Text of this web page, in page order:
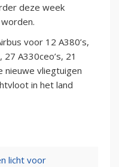
deze week
voor 12 A380’s,
A330ceo’s, 21
nieuwe vliegtuigen
in het land
licht voor